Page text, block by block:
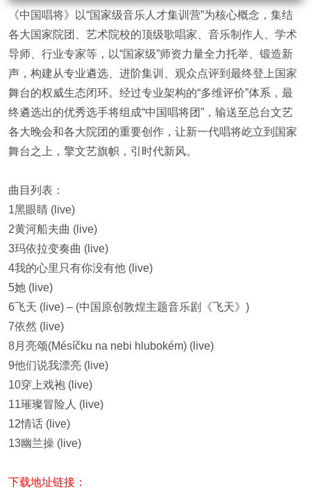
《中国唱将》以“国家级音乐人才集训营”为核心概念，集结
各大国家院团、艺术院校的顶级歌唱家、音乐制作人、学术
导师、行业专家等，以“国家级”师资力量全力托举、锻造新
声，构建从专业遴选、进阶集训、观众点评到最终登上国家
舞台的权威生态闭环。经过专业架构的“多维评价”体系，最
终遴选出的优秀选手将组成“中国唱将团”，输送至总台文艺
各大晚会和各大院团的重要创作，让新一代唱将屹立到国家
舞台之上，擎文艺旗帜，引时代新风。
曲目列表：
1黑眼睛 (live)
2黄河船夫曲 (live)
3玛依拉变奏曲 (live)
4我的心里只有你没有他 (live)
5她 (live)
6飞天 (live) – (中国原创敦煌主题音乐剧《飞天》)
7依然 (live)
8月亮颂(Mésíčku na nebi hlubokém) (live)
9他们说我漂亮 (live)
10穿上戏袍 (live)
11璀璨冒险人 (live)
12情话 (live)
13幽兰操 (live)
下载地址链接：